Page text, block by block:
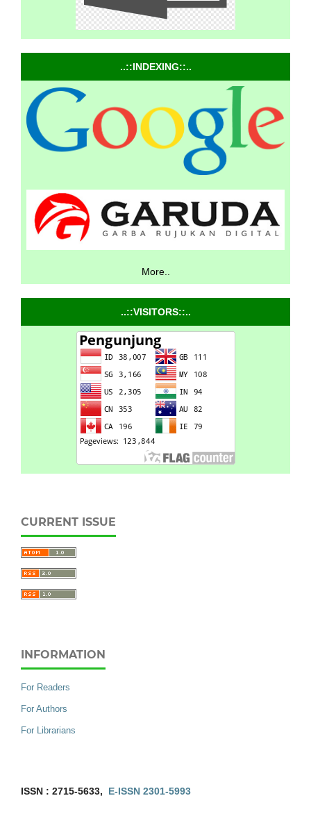
..::INDEXING::..
More..
..::VISITORS::..
CURRENT ISSUE
INFORMATION
For Readers
For Authors
For Librarians
ISSN : 2715-5633, E-ISSN 2301-5993